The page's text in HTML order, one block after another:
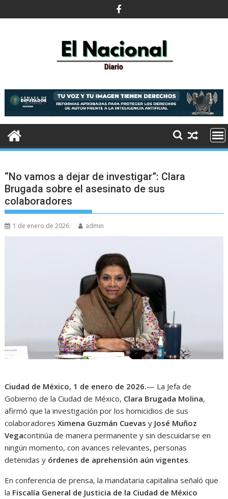
al
“No vamos a dejar de investigar”: Clara
Brugada sobre el asesinato de sus
colaboradores
1 de enero de 2026 admin
Ciudad de México, 1 de enero de 2026.— La Jefa de
Gobierno de la Ciudad de México, Clara Brugada Molina,
afirmó que la investigación por los homicidios de sus
colaboradoresXimena Guzmán Cuevas y José Muñoz
Vegacontinúa de manera permanente y sin descuidarse en
ningún momento, con avances relevantes, personas
detenidas y órdenes de aprehensión aún vigentes.
En conferencia de prensa, la mandataria capitalina señaló que
la Fiscalía General de Justicia de la Ciudad de México